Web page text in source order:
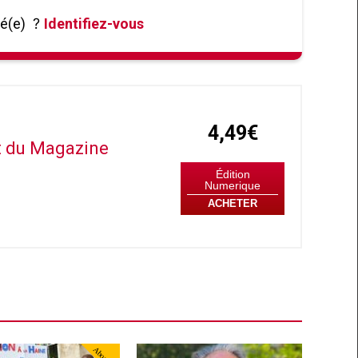
? Identifiez-vous
Magazine
4,49€
Édition
Numerique
ACHETER